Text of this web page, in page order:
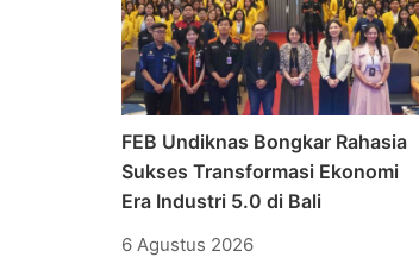
FEB Undiknas Bongkar Rahasia
Sukses Transformasi Ekonomi
Era Industri 5.0 di Bali
6 Agustus 2026